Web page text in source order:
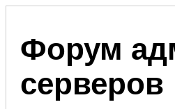
Форум
серверов